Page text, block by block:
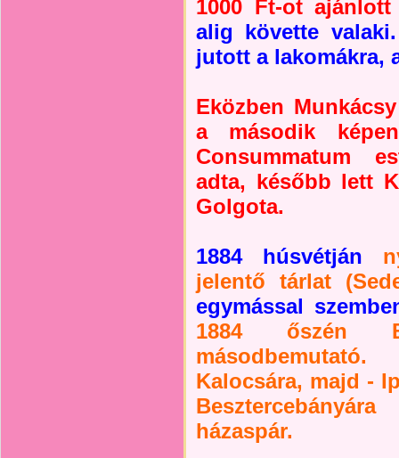
1000 Ft-ot
alig követte
jutott a lakomákra,
Eközben
a második
Consummatum
adta, később lett
Golgota.
1884 húsvétján
jelentő tárlat
egymással
1884 őszén
Kalocsára, majd -
házaspár.